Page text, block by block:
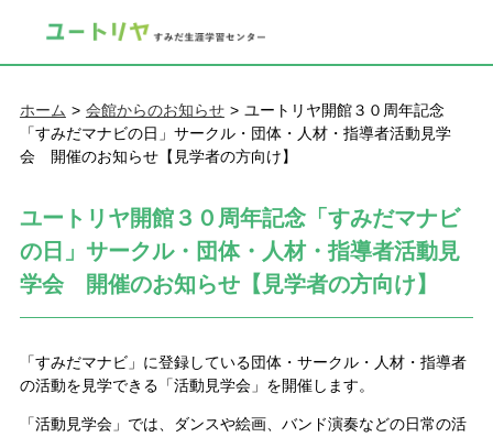
ホーム 会館からのお知らせ
ユートリヤ開館３０周年記念
「すみだマナビの日」サークル・団体・人材・指導者活動見学
会 開催のお知らせ【見学者の方向け】
ユートリヤ開館３０周年記念「すみだマナビ
の日」サークル・団体・人材・指導者活動見
学会 開催のお知らせ【見学者の方向け】
「すみだマナビ」に登録している団体・サークル・人材・指導者
の活動を見学できる「活動見学会」を開催します。
「活動見学会」では、ダンスや絵画、バンド演奏などの日常の活